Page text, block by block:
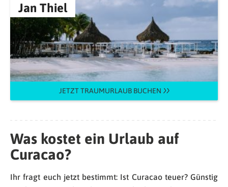
Jan Thiel
JETZT TRAUMURLAUB BUCHEN
Was kostet ein Urlaub auf
Curacao?
Ihr fragt euch jetzt bestimmt: Ist Curacao teuer? Günstig